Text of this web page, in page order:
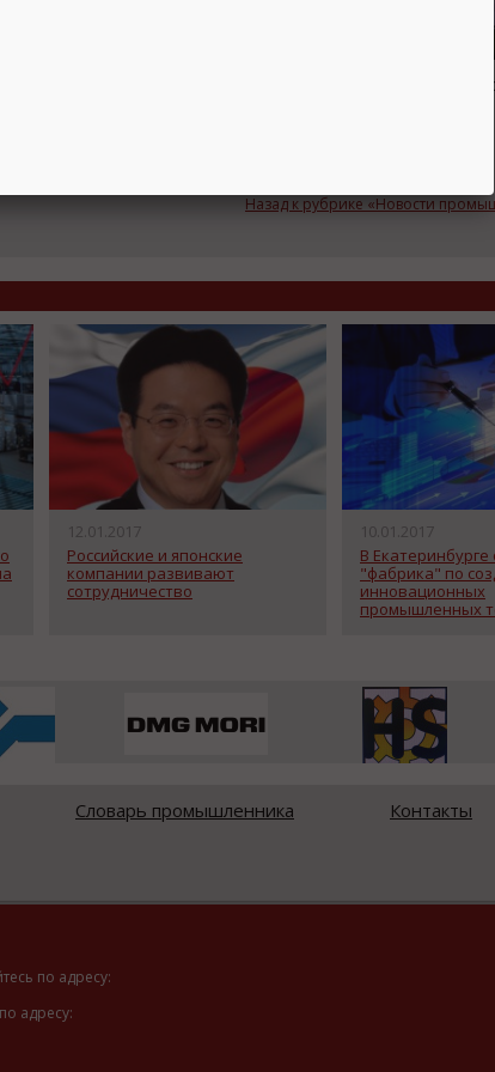
Санкт-Петербург, Казань и Свердловская
Назад к рубрике «Новости
12.01.2017
Российские и японские
компании развивают
сотрудничество
10.01.2017
В Екатеринбурге
"фабрика" по
инновационных
промышленных
Словарь промышленника Контакты
по адресу:
адресу: